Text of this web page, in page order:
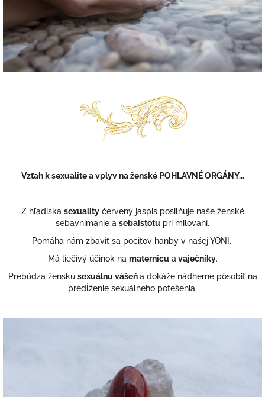
Vzťah k sexualite a vplyv na ženské POHLAVNÉ ORGÁNY...
Z hľadiska sexualityčervený jaspis posilňuje naše ženské
sebavnímanie a sebaistotu pri milovaní.
Pomáha nám zbaviť sa pocitov hanby v našej YONI.
Má liečivý účinok na maternicu a vaječníky.
Prebúdza ženskú sexuálnu vášeňa dokáže nádherne pôsobiť na
predĺženie sexuálneho potešenia.